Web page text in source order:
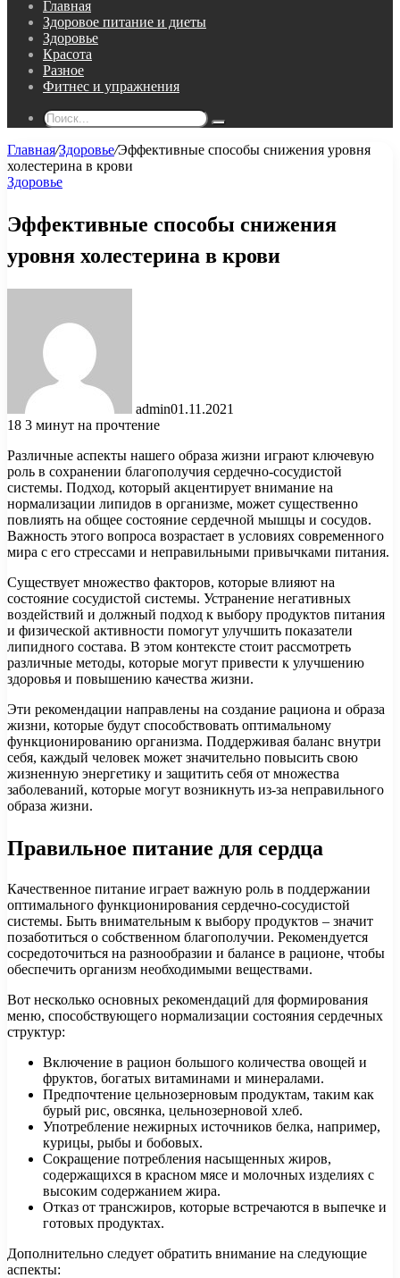
Главная
Здоровое питание и диеты
Здоровье
Красота
Разное
Фитнес и упражнения
Поиск...
Главная/Здоровье/Эффективные способы снижения уровня
холестерина в крови
Здоровье
Эффективные способы снижения
уровня холестерина в крови
admin01.11.2021
18 3 минут на прочтение
Различные аспекты нашего образа жизни играют ключевую
роль в сохранении благополучия сердечно-сосудистой
системы. Подход, который акцентирует внимание на
нормализации липидов в организме, может существенно
повлиять на общее состояние сердечной мышцы и сосудов.
Важность этого вопроса возрастает в условиях современного
мира с его стрессами и неправильными привычками питания.
Существует множество факторов, которые влияют на
состояние сосудистой системы. Устранение негативных
воздействий и должный подход к выбору продуктов питания
и физической активности помогут улучшить показатели
липидного состава. В этом контексте стоит рассмотреть
различные методы, которые могут привести к улучшению
здоровья и повышению качества жизни.
Эти рекомендации направлены на создание рациона и образа
жизни, которые будут способствовать оптимальному
функционированию организма. Поддерживая баланс внутри
себя, каждый человек может значительно повысить свою
жизненную энергетику и защитить себя от множества
заболеваний, которые могут возникнуть из-за неправильного
образа жизни.
Правильное питание для сердца
Качественное питание играет важную роль в поддержании
оптимального функционирования сердечно-сосудистой
системы. Быть внимательным к выбору продуктов – значит
позаботиться о собственном благополучии. Рекомендуется
сосредоточиться на разнообразии и балансе в рационе, чтобы
обеспечить организм необходимыми веществами.
Вот несколько основных рекомендаций для формирования
меню, способствующего нормализации состояния сердечных
структур:
Включение в рацион большого количества овощей и
фруктов, богатых витаминами и минералами.
Предпочтение цельнозерновым продуктам, таким как
бурый рис, овсянка, цельнозерновой хлеб.
Употребление нежирных источников белка, например,
курицы, рыбы и бобовых.
Сокращение потребления насыщенных жиров,
содержащихся в красном мясе и молочных изделиях с
высоким содержанием жира.
Отказ от трансжиров, которые встречаются в выпечке и
готовых продуктах.
Дополнительно следует обратить внимание на следующие
аспекты: